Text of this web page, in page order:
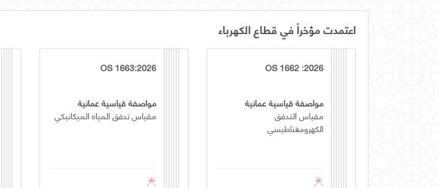
اعتمدت مؤخراً في قطاع الكهرباء
OS 1662 :2026
مواصفة قياسية عمانية
مقياس التدفق
الكهرومغناطيسي
OS 1663:2026
مواصفة قياسية عمانية
مقياس تدفق المياه الميكانيكي